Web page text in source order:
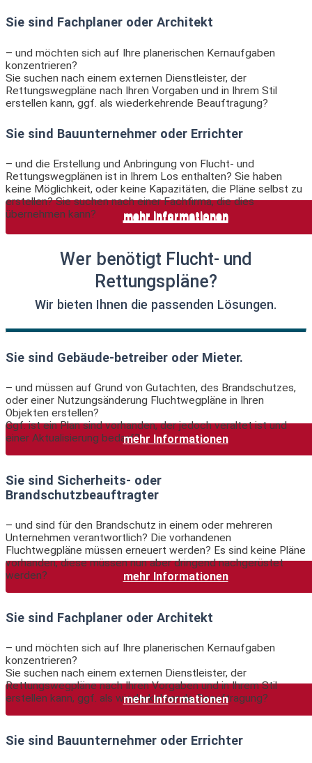
Sie sind Fachplaner oder Architekt
– und möchten sich auf Ihre planerischen Kernaufgaben
konzentrieren?
Sie suchen nach einem externen Dienstleister, der
Rettungswegpläne nach Ihren Vorgaben und in Ihrem Stil
erstellen kann, ggf. als wiederkehrende Beauftragung?
Sie sind Bauunternehmer oder Errichter
– und die Erstellung und Anbringung von Flucht- und
Rettungswegplänen ist in Ihrem Los enthalten? Sie haben
keine Möglichkeit, oder keine Kapazitäten, die Pläne selbst zu
erstellen? Sie suchen nach einer Fachfirma, die dies
übernehmen kann?
mehr Informationen
mehr Informationen
mehr Informationen
mehr Informationen
Wer benötigt Flucht- und
Rettungspläne?
Wir bieten Ihnen die passenden Lösungen.
Sie sind Gebäude-betreiber oder Mieter.
– und müssen auf Grund von Gutachten, des Brandschutzes,
oder einer Nutzungsänderung Fluchtwegpläne in Ihren
Objekten erstellen?
Ggf. ist ein Plan sind vorhanden, der jedoch veraltet ist und
einer Aktualisierung bedarf?mehr Informationen
Sie sind Sicherheits- oder
Brandschutzbeauftragter
– und sind für den Brandschutz in einem oder mehreren
Unternehmen verantwortlich? Die vorhandenen
Fluchtwegpläne müssen erneuert werden? Es sind keine Pläne
vorhanden, diese müssen nun aber dringend nachgerüstet
werden?
mehr Informationen
Sie sind Fachplaner oder Architekt
– und möchten sich auf Ihre planerischen Kernaufgaben
konzentrieren?
Sie suchen nach einem externen Dienstleister, der
Rettungswegpläne nach Ihren Vorgaben und in Ihrem Stil
erstellen kann, ggf. als wiederkehrende Beauftragung?
mehr Informationen
Sie sind Bauunternehmer oder Errichter